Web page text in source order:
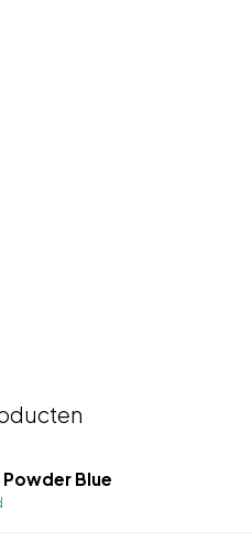
Powder Blue